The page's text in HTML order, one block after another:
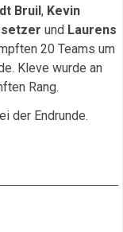
Bruil, Kevin
und Laurens
20 Teams um
Kleve wurde an
Rang.
der Endrunde.